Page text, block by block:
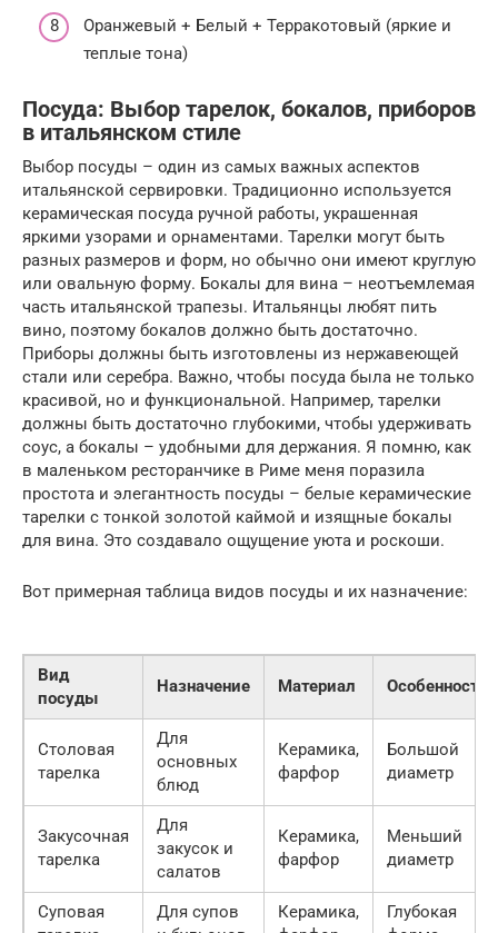
Оранжевый + Белый + Терракотовый (яркие и
теплые тона)
Посуда: Выбор тарелок, бокалов, приборов
в итальянском стиле
Выбор посуды – один из самых важных аспектов
итальянской сервировки. Традиционно используется
керамическая посуда ручной работы, украшенная
яркими узорами и орнаментами. Тарелки могут быть
разных размеров и форм, но обычно они имеют круглую
или овальную форму. Бокалы для вина – неотъемлемая
часть итальянской трапезы. Итальянцы любят пить
вино, поэтому бокалов должно быть достаточно.
Приборы должны быть изготовлены из нержавеющей
стали или серебра. Важно, чтобы посуда была не только
красивой, но и функциональной. Например, тарелки
должны быть достаточно глубокими, чтобы удерживать
соус, а бокалы – удобными для держания. Я помню, как
в маленьком ресторанчике в Риме меня поразила
простота и элегантность посуды – белые керамические
тарелки с тонкой золотой каймой и изящные бокалы
для вина. Это создавало ощущение уюта и роскоши.
Вот примерная таблица видов посуды и их назначение:
Вид
посуды
Назначение Материал Особенности
Столовая
тарелка
Для
основных
блюд
Керамика,
фарфор
Большой
диаметр
Закусочная
тарелка
Для
закусок и
салатов
Керамика,
фарфор
Меньший
диаметр
Суповая
Для супов
Керамика,
Глубокая